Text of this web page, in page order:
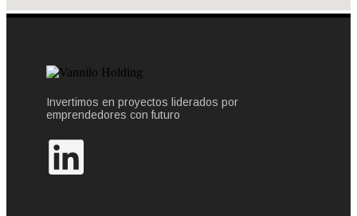
Invertimos en proyectos liderados por
emprendedores con futuro